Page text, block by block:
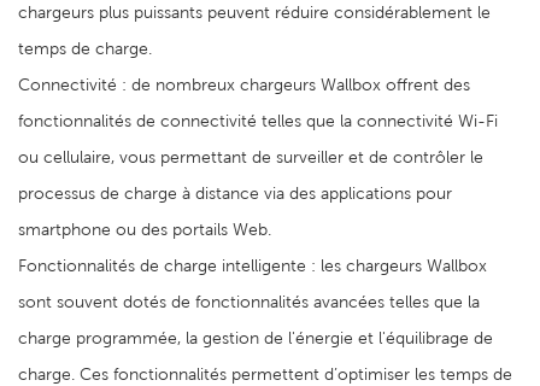
chargeurs plus puissants peuvent réduire considérablement le
temps de charge.
Connectivité : de nombreux chargeurs Wallbox offrent des
fonctionnalités de connectivité telles que la connectivité Wi-Fi
ou cellulaire, vous permettant de surveiller et de contrôler le
processus de charge à distance via des applications pour
smartphone ou des portails Web.
Fonctionnalités de charge intelligente : les chargeurs Wallbox
sont souvent dotés de fonctionnalités avancées telles que la
charge programmée, la gestion de l'énergie et l'équilibrage de
charge. Ces fonctionnalités permettent d’optimiser les temps de